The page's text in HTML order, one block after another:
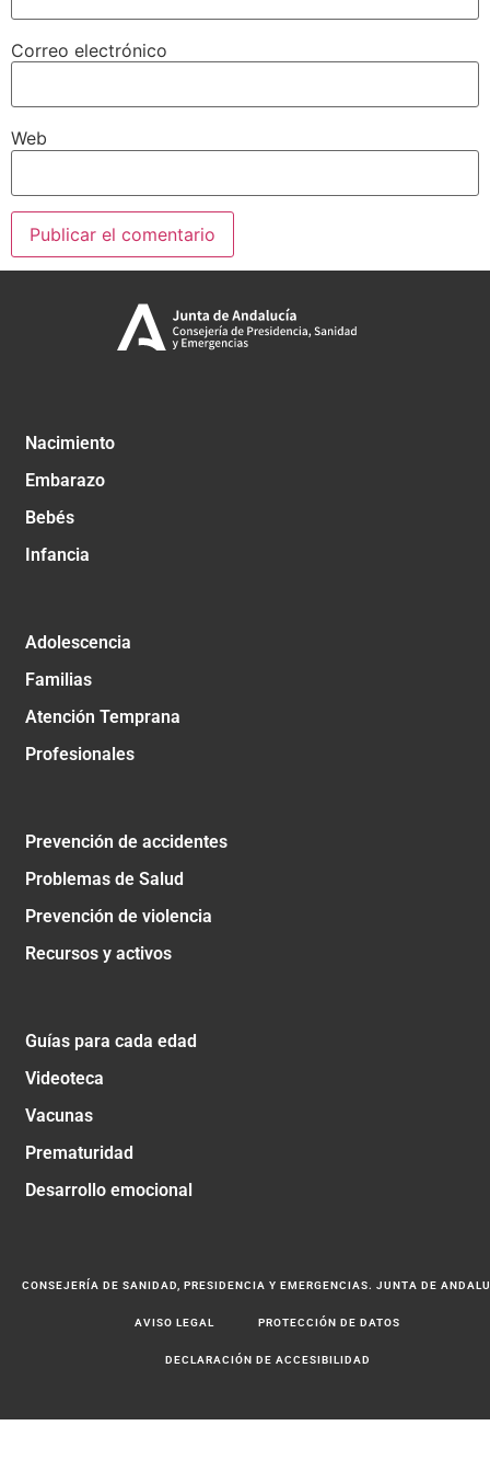
Correo electrónico
Web
Nacimiento
Embarazo
Bebés
Infancia
Adolescencia
Familias
Atención Temprana
Profesionales
Prevención de accidentes
Problemas de Salud
Prevención de violencia
Recursos y activos
Guías para cada edad
Videoteca
Vacunas
Prematuridad
Desarrollo emocional
CONSEJERÍA DE SANIDAD, PRESIDENCIA Y EMERGENCIAS. JUNTA DE
AVISO LEGAL PROTECCIÓN DE DATOS
DECLARACIÓN DE ACCESIBILIDAD